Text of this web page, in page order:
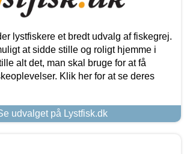
lystfiskere et bredt udvalg af fiskegrej.
at sidde stille og roligt hjemme i
alt det, man skal bruge for at få
Klik her for at se deres
udvalget på Lystfisk.dk